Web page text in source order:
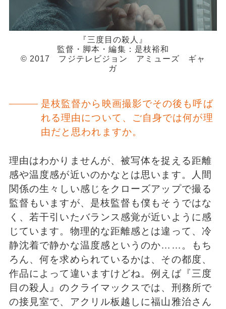
『三度目の殺人』
監督・脚本・編集：是枝裕和
© 2017 フジテレビジョン アミューズ ギャ
ガ
是枝監督から映画撮影でその後も呼ば
れる理由について、ご自身では何が理
由だと思われますか。
理由はわかりませんが、被写体を捉える距離
感や温度感が近いのかなとは思います。人間
関係の生々しい感じをクローズアップで撮る
監督もいますが、是枝監督も僕もそうではな
く、若干引いたバランス感覚が近いように感
じています。物理的な距離感とは違って、冷
静沈着で静かな温度感というのか……。もち
ろん、何を求められているかは、その都度、
作品によって違いますけどね。例えば『三度
目の殺人』のクライマックスでは、刑務所で
の接見室で、アクリル板越しに福山雅治さん